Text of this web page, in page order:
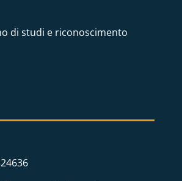
di studi e riconoscimento